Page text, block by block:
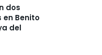
dos
en Benito
del